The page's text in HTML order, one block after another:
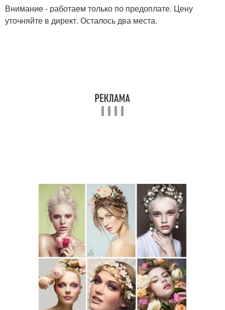
Внимание - работаем только по предоплате. Цену
уточняйте в директ. Осталось два места.